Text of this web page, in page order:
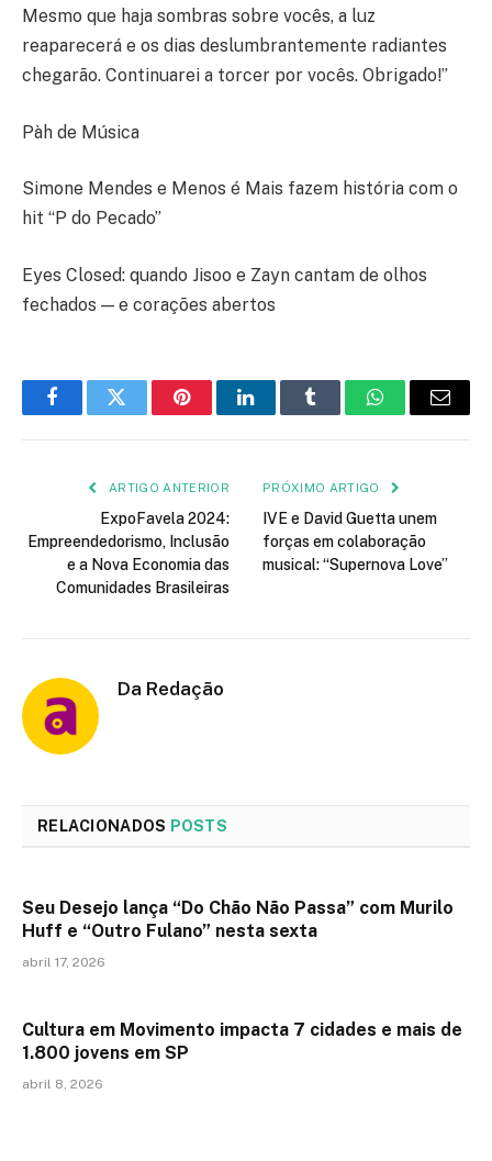
Mesmo que haja sombras sobre vocês, a luz
reaparecerá e os dias deslumbrantemente radiantes
chegarão. Continuarei a torcer por vocês. Obrigado!”
Pàh de Música
Simone Mendes e Menos é Mais fazem história com o
hit “P do Pecado”
Eyes Closed: quando Jisoo e Zayn cantam de olhos
fechados — e corações abertos
FacebookTwitter PinterestLinkedInTumblr WhatsApp
E-
ARTIGO ANTERIOR
ExpoFavela 2024:
Empreendedorismo, Inclusão
e a Nova Economia das
Comunidades Brasileiras
PRÓXIMO ARTIGO
IVE e David Guetta unem
forças em colaboração
musical: “Supernova Love”
Da Redação
RELACIONADOS POSTS
Seu Desejo lança “Do Chão Não Passa” com Murilo
Huff e “Outro Fulano” nesta sexta
abril 17, 2026
Cultura em Movimento impacta 7 cidades e mais de
1.800 jovens em SP
abril 8, 2026